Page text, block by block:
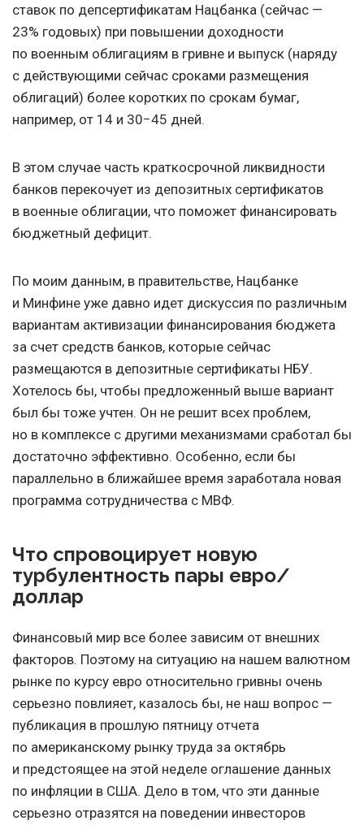
ставок по депсертификатам Нацбанка (сейчас —
23% годовых) при повышении доходности
по военным облигациям в гривне и выпуск (наряду
с действующими сейчас сроками размещения
облигаций) более коротких по срокам бумаг,
например, от 14 и 30−45 дней.
В этом случае часть краткосрочной ликвидности
банков перекочует из депозитных сертификатов
в военные облигации, что поможет финансировать
бюджетный дефицит.
По моим данным, в правительстве, Нацбанке
и Минфине уже давно идет дискуссия по различным
вариантам активизации финансирования бюджета
за счет средств банков, которые сейчас
размещаются в депозитные сертификаты НБУ.
Хотелось бы, чтобы предложенный выше вариант
был бы тоже учтен. Он не решит всех проблем,
но в комплексе с другими механизмами сработал бы
достаточно эффективно. Особенно, если бы
параллельно в ближайшее время заработала новая
программа сотрудничества с МВФ.
Что спровоцирует новую
турбулентность пары евро/
доллар
Финансовый мир все более зависим от внешних
факторов. Поэтому на ситуацию на нашем валютном
рынке по курсу евро относительно гривны очень
серьезно повлияет, казалось бы, не наш вопрос —
публикация в прошлую пятницу отчета
по американскому рынку труда за октябрь
и предстоящее на этой неделе оглашение данных
по инфляции в США. Дело в том, что эти данные
серьезно отразятся на поведении инвесторов